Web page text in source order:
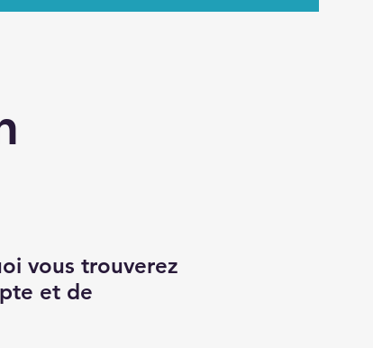
vous trouverez
et de